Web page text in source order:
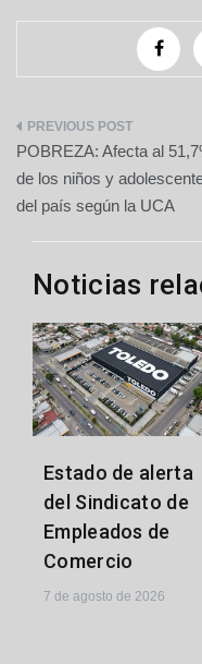
Navegación
de
entradas
POBREZA: Afecta al
de los niños y
del país según la UCA
Noticias
Estado de alerta
del Sindicato de
Empleados de
Comercio
7 de agosto de 2026